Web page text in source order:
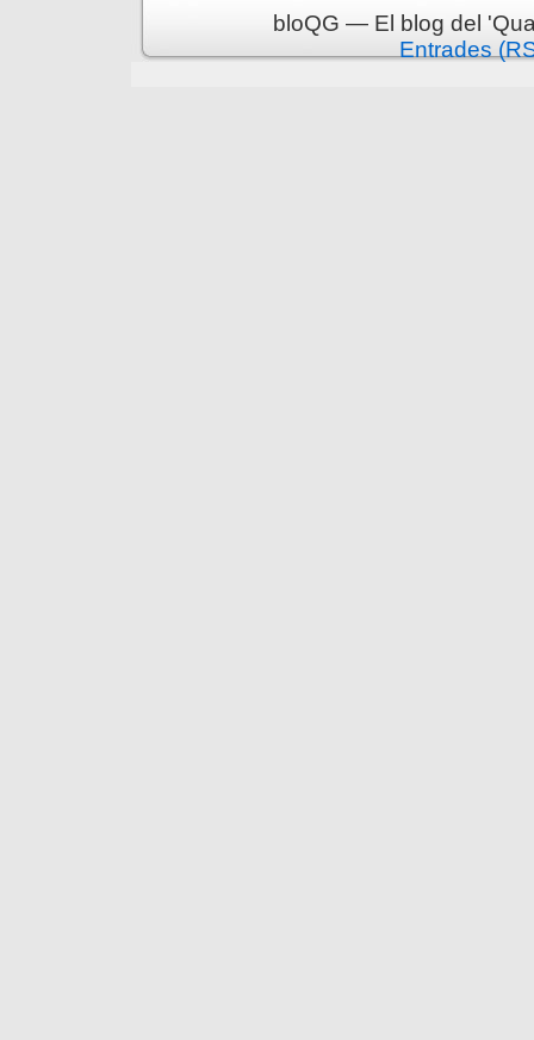
bloQG — El blog del
Entrades